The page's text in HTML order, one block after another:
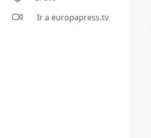
Ir a europapress.tv